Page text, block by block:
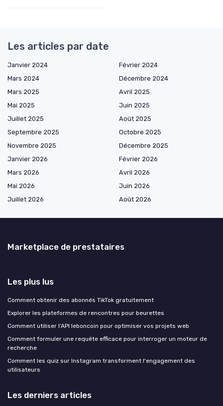
Les articles par date
Janvier 2024
Février 2024
Mars 2024
Décembre 2024
Mars 2025
Avril 2025
Mai 2025
Juin 2025
Juillet 2025
Août 2025
Septembre 2025
Octobre 2025
Novembre 2025
Décembre 2025
Janvier 2026
Février 2026
Mars 2026
Avril 2026
Mai 2026
Juin 2026
Juillet 2026
Août 2026
Marketplace de prestataires
Les plus lus
Comment obtenir des abonnés TikTok gratuitement
Explorer les plateformes de rencontres pour beurettes
Comment utiliser l’API leboncoin pour optimiser vos projets web
Comment formuler une requête efficace pour interroger un moteur de
recherche
Comment les quiz sur Instagram transforment l'engagement des
utilisateurs
Les derniers articles